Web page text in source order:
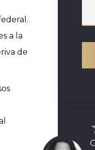
a la
de